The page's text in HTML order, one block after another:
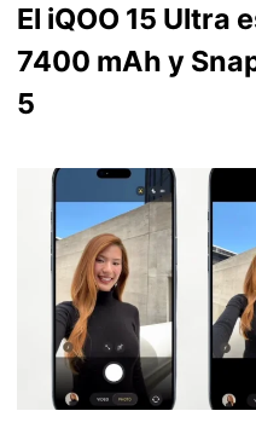
El iQOO 15 Ultra
7400 mAh y
5